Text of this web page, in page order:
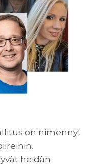
on nimennyt
heidän